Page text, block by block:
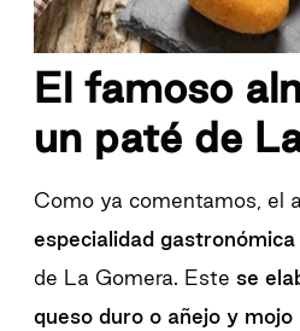
El famoso
un paté de
Como ya comentamos, el
especialidad gastronómica
de La Gomera. Este se
queso duro o añejo y mojo